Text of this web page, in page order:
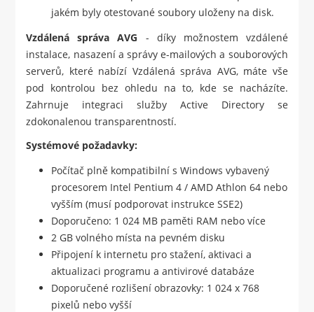
jakém byly otestované soubory uloženy na disk.
Vzdálená správa AVG - díky možnostem vzdálené
instalace, nasazení a správy e-mailových a souborových
serverů, které nabízí Vzdálená správa AVG, máte vše
pod kontrolou bez ohledu na to, kde se nacházíte.
Zahrnuje integraci služby Active Directory se
zdokonalenou transparentností.
Systémové požadavky:
Počítač plně kompatibilní s Windows vybavený
procesorem Intel Pentium 4 / AMD Athlon 64 nebo
vyšším (musí podporovat instrukce SSE2)
Doporučeno: 1 024 MB paměti RAM nebo více
2 GB volného místa na pevném disku
Připojení k internetu pro stažení, aktivaci a
aktualizaci programu a antivirové databáze
Doporučené rozlišení obrazovky: 1 024 x 768
pixelů nebo vyšší